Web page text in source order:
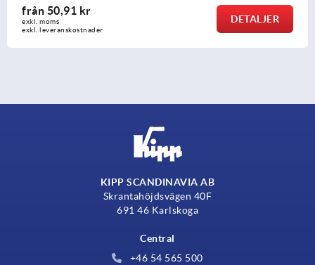
från131,86 kr
exkl. moms
exkl. leveranskostnader
DETALJER
KIPP SCANDINAVIA AB
Skrantahöjdsvägen 40F
691 46 Karlskoga
Central
+46 54 565 500